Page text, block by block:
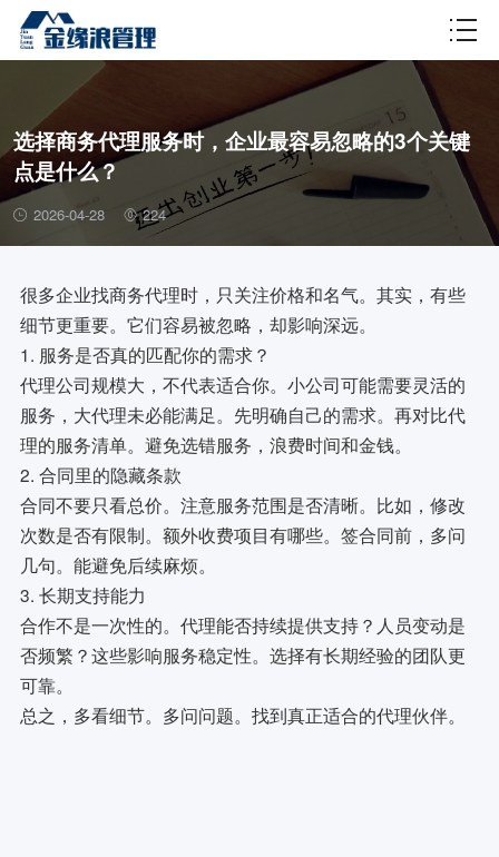
财税百科
选择商务代理服务时，企业最容易忽略的3个关键
点是什么？
2026-04-28 224
很多企业找商务代理时，只关注价格和名气。其实，有些
细节更重要。它们容易被忽略，却影响深远。
1. 服务是否真的匹配你的需求？
代理公司规模大，不代表适合你。小公司可能需要灵活的
服务，大代理未必能满足。先明确自己的需求。再对比代
理的服务清单。避免选错服务，浪费时间和金钱。
2. 合同里的隐藏条款
合同不要只看总价。注意服务范围是否清晰。比如，修改
次数是否有限制。额外收费项目有哪些。签合同前，多问
几句。能避免后续麻烦。
3. 长期支持能力
合作不是一次性的。代理能否持续提供支持？人员变动是
否频繁？这些影响服务稳定性。选择有长期经验的团队更
可靠。
总之，多看细节。多问问题。找到真正适合的代理伙伴。